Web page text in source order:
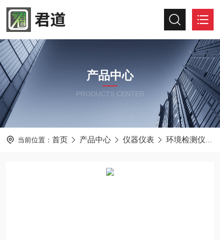
产品中心
PRODUCTS CENTER
当前位置： 首页 产品中心 仪器仪表 环境检测仪器